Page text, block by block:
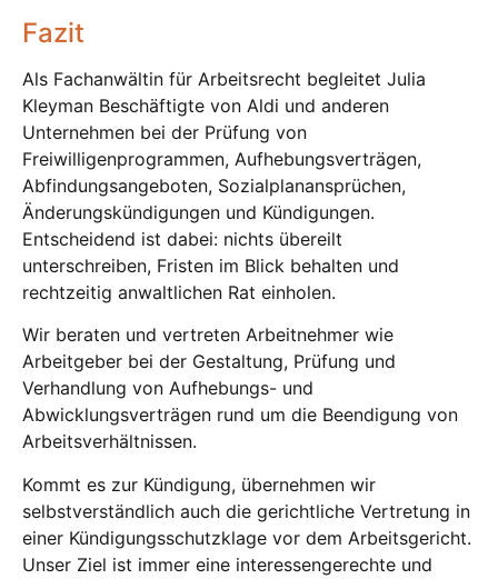
Fazit
Als Fachanwältin für Arbeitsrecht begleitet Julia
Kleyman Beschäftigte von Aldi und anderen
Unternehmen bei der Prüfung von
Freiwilligenprogrammen, Aufhebungsverträgen,
Abfindungsangeboten, Sozialplanansprüchen,
Änderungskündigungen und Kündigungen.
Entscheidend ist dabei: nichts übereilt
unterschreiben, Fristen im Blick behalten und
rechtzeitig anwaltlichen Rat einholen.
Wir beraten und vertreten Arbeitnehmer wie
Arbeitgeber bei der Gestaltung, Prüfung und
Verhandlung von Aufhebungs- und
Abwicklungsverträgen rund um die Beendigung von
Arbeitsverhältnissen.
Kommt es zur Kündigung, übernehmen wir
selbstverständlich auch die gerichtliche Vertretung in
einer Kündigungsschutzklage vor dem Arbeitsgericht.
Unser Ziel ist immer eine interessengerechte und